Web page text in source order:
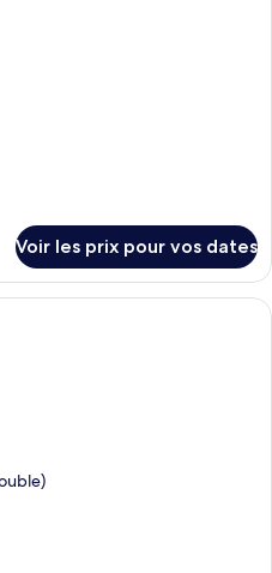
Voir les prix pour vos dates
Une salle de conférence avec une